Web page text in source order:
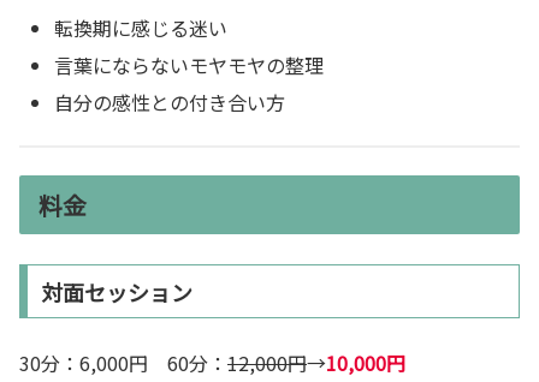
転換期に感じる迷い
言葉にならないモヤモヤの整理
自分の感性との付き合い方
料金
対面セッション
30分：6,000円 60分： 12,000円→10,000円